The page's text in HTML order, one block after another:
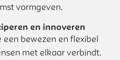
vormgeven.
en innoveren
bewezen en flexibel
met elkaar verbindt.